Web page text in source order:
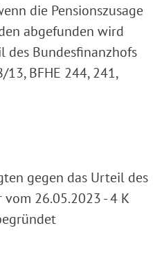
die Pensionszusage
abgefunden wird
des Bundesfinanzhofs
BFHE 244, 241,
gegen das Urteil des
26.05.2023 - 4 K